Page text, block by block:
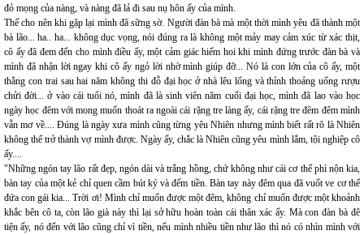
đỏ mọng của nàng, và nàng đã lả đi sau nụ hôn ấy của mình.
Thế cho nên khi gặp lại mình đã sững sờ. Người đàn bà mà một thời mình yêu đã thành một
bà lão... ha.. ha... không dục vọng, nói đúng ra là không một mảy may cảm xúc từ xác thịt,
cô ấy đã đem đến cho mình điều ấy, một cảm giác hiếm hoi khi mình đứng trước đàn bà và
mình đã nhận lời ngay khi cô ấy ngỏ lời nhờ mình giúp đỡ... Nó là con lớn của cô ấy, một
thằng con trai sau hai năm không thi đỗ đại học ở nhà lêu lổng và thỉnh thoảng uống rượu
chửi đời... ở vào cái tuổi nó, mình đã là sinh viên năm cuối đại học, mình đã lao vào học
ngày học đêm với mong muốn thoát ra ngoài cái rặng tre làng ấy, cái rặng tre đêm đêm mình
vẫn mơ về.... Đúng là ngày xưa mình cũng từng yêu Nhiên nhưng mình biết rất rõ là Nhiên
không thể trở thành vợ mình được. Ngày ấy, chắc là Nhiên cũng yêu mình lắm, tội nghiệp cô
ấy....
"Những ngón tay lão rất đẹp, ngón dài và trắng hồng, chứ không như cái cơ thể phì nộn kia,
bàn tay của một kẻ chỉ quen cầm bút ký và đếm tiền. Bàn tay này đêm qua đã vuốt ve cơ thể
đứa con gái kia... Trời ơi! Mình chỉ muốn được một đêm, không chỉ muốn được một khoảnh
khắc bên cô ta, còn lão già này thì lại sở hữu hoàn toàn cái thân xác ấy. Mà con đàn bà đê
tiện ấy, nó đến với lão cũng chỉ vì tiền, nếu mình nhiều tiền như lão thì nó có nhìn mình với